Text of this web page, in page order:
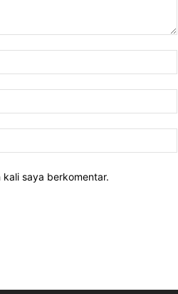
saya berkomentar.